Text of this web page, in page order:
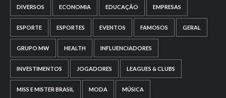
DIVERSOS ECONOMIA EDUCAÇÃO EMPRESAS
ESPORTE ESPORTES EVENTOS FAMOSOS GERAL
GRUPO MW HEALTH INFLUENCIADORES
INVESTIMENTOS JOGADORES LEAGUES & CLUBS
MISS E MISTER BRASIL MODA MÚSICA